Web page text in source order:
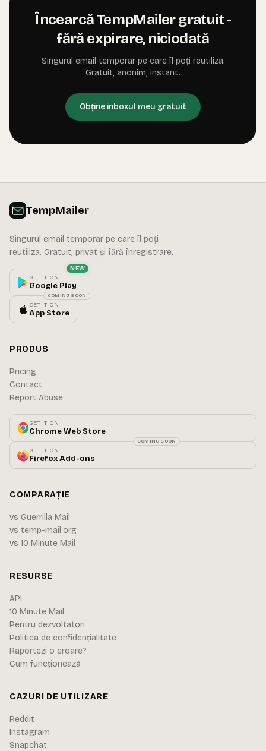
Încearcă TempMailer gratuit -
fără expirare, niciodată
Singurul email temporar pe care îl poți reutiliza.
Gratuit, anonim, instant.
Obține inboxul meu gratuit
TempMailer
Singurul email temporar pe care îl poți
reutiliza. Gratuit, privat și fără înregistrare.
GET IT ON
Google Play
NEW
GET IT ON
App Store
COMING SOON
PRODUS
Pricing
Contact
Report Abuse
GET IT ON
Chrome Web Store
GET IT ON
Firefox Add-ons
COMING SOON
COMPARAȚIE
vs Guerrilla Mail
vs temp-mail.org
vs 10 Minute Mail
RESURSE
API
10 Minute Mail
Pentru dezvoltatori
Politica de confidențialitate
Raportezi o eroare?
Cum funcționează
CAZURI DE UTILIZARE
Reddit
Instagram
Snapchat